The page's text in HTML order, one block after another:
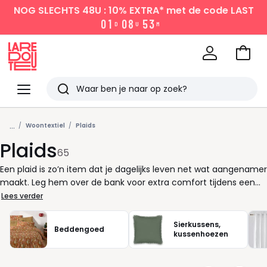
NOG SLECHTS 48U : 10% EXTRA* met de code LAST
01 D 08 U 53 M
Menu
Redoute
Zoeken
Laatst
bekeken
Naar
... Woontextiel Plaids
Plaids65
Een plaid is zo’n item dat je dagelijks leven net wat aangenamer
maakt. Leg hem over de bank voor extra comfort tijdens een
rustig avondmoment, of pak hem erbij als lichte deken
wanneer het afkoelt. Plaids voegen meteen warmte toe aan je
interieur, zonder dat je iets hoeft te veranderen aan je
inrichting. Bij La Redoute vind je plaids in uiteenlopende kleuren
en stijlen. Van een effen kleur die rust brengt tot een
Lees verder
Beddengoed
Sierkussens,
kussenhoezen